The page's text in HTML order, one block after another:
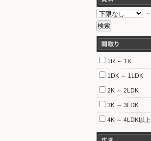
～
1R ～ 1K
1DK ～ 1LDK
2K ～ 2LDK
3K ～ 3LDK
4K ～ 4LDK以上